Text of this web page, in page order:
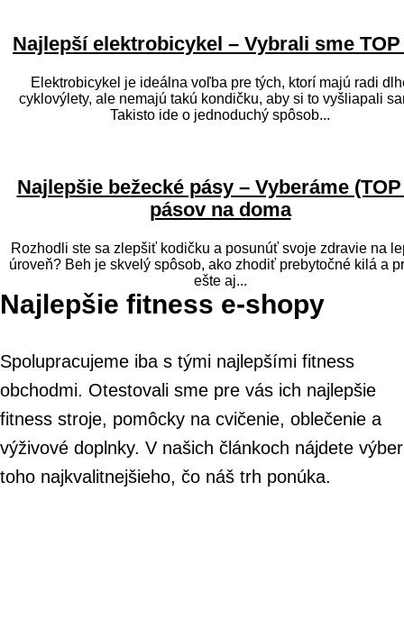
Najlepší elektrobicykel – Vybrali sme TOP
Elektrobicykel je ideálna voľba pre tých, ktorí majú radi
cyklovýlety, ale nemajú takú kondičku, aby si to vyšliapali
Takisto ide o jednoduchý spôsob...
Najlepšie bežecké pásy – Vyberáme (TOP
pásov na doma
Rozhodli ste sa zlepšiť kodičku a posunúť svoje zdravie na
úroveň? Beh je skvelý spôsob, ako zhodiť prebytočné kilá a
ešte aj...
Najlepšie fitness e-shopy
Spolupracujeme iba s tými najlepšími fitness
obchodmi. Otestovali sme pre vás ich najlepšie
fitness stroje, pomôcky na cvičenie, oblečenie a
výživové doplnky. V našich článkoch nájdete výber
toho najkvalitnejšieho, čo náš trh ponúka.